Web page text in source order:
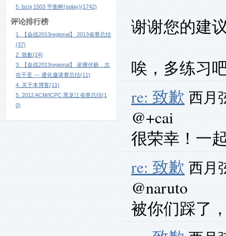
5. bzoj 1503 平衡树(splay)(1742)
评论排行榜
1. 【奋战2013regional】 2013省赛总结
(37)
2. 致歉(24)
3. 【奋战2013regional】 老骥伏枥，志
在千里 --- 通化邀请赛总结(11)
4. 关于本博客(11)
5. 2012 ACM/ICPC 黑龙江省赛总结(1
0)
谢谢您的建
唉，多练习
re: 致歉 西月
@+cai
很荣幸！一
re: 致歉 西月
@naruto
被你们踩了